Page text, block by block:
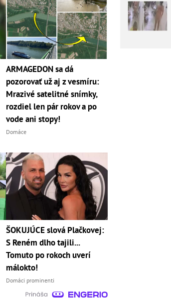
ARMAGEDON sa dá
pozorovať už aj z vesmíru:
Mrazivé satelitné snímky,
rozdiel len pár rokov a po
vode ani stopy!
Domáce
ŠOKUJÚCE slová Plačkovej:
S Reném dlho tajili...
Tomuto po rokoch uverí
málokto!
Domáci prominenti